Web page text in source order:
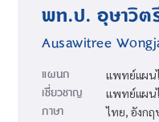
พท.ป. อุษาวิ
Ausawitree
แผนก แพทย์แผน
เชี่ยวชาญ แพทย์แผน
ภาษา ไทย, อังกฤ